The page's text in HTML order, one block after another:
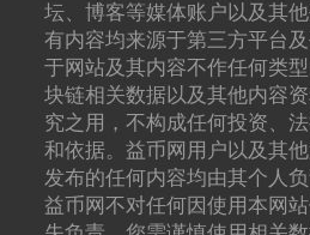
坛、博客等媒体账户以及其
有内容均来源于第三方平台
于网站及其内容不作任何类
块链相关数据以及其他内容
究之用，不构成任何投资、
和依据。益币网用户以及其
发布的任何内容均由其个人负
益币网不对任何因使用本网